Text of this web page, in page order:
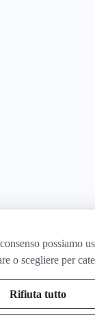
possiamo
o scegliere per
Rifiuta tutto